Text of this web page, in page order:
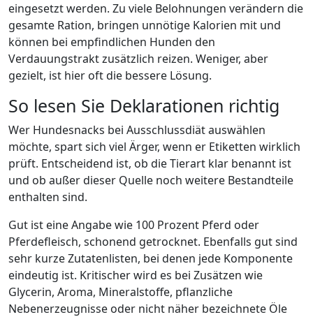
eingesetzt werden. Zu viele Belohnungen verändern die
gesamte Ration, bringen unnötige Kalorien mit und
können bei empfindlichen Hunden den
Verdauungstrakt zusätzlich reizen. Weniger, aber
gezielt, ist hier oft die bessere Lösung.
So lesen Sie Deklarationen richtig
Wer Hundesnacks bei Ausschlussdiät auswählen
möchte, spart sich viel Ärger, wenn er Etiketten wirklich
prüft. Entscheidend ist, ob die Tierart klar benannt ist
und ob außer dieser Quelle noch weitere Bestandteile
enthalten sind.
Gut ist eine Angabe wie 100 Prozent Pferd oder
Pferdefleisch, schonend getrocknet. Ebenfalls gut sind
sehr kurze Zutatenlisten, bei denen jede Komponente
eindeutig ist. Kritischer wird es bei Zusätzen wie
Glycerin, Aroma, Mineralstoffe, pflanzliche
Nebenerzeugnisse oder nicht näher bezeichnete Öle